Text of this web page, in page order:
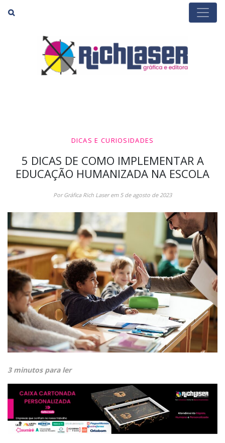
DICAS E CURIOSIDADES
5 DICAS DE COMO IMPLEMENTAR A
EDUCAÇÃO HUMANIZADA NA ESCOLA
Por Gráfica Rich Laser em 5 de agosto de 2023
3 minutos para ler